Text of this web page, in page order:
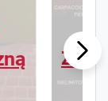
Next